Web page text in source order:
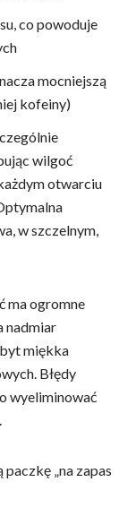
co powoduje
mocniejszą
kofeiny)
wilgoć
otwarciu
w szczelnym,
ma ogromne
nadmiar
miękka
Błędy
wyeliminować
„na zapas